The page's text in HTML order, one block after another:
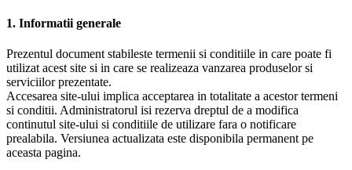
1. Informatii generale
Prezentul document stabileste termenii si conditiile in care poate fi
utilizat acest site si in care se realizeaza vanzarea produselor si
serviciilor prezentate.
Accesarea site-ului implica acceptarea in totalitate a acestor termeni
si conditii. Administratorul isi rezerva dreptul de a modifica
continutul site-ului si conditiile de utilizare fara o notificare
prealabila. Versiunea actualizata este disponibila permanent pe
aceasta pagina.